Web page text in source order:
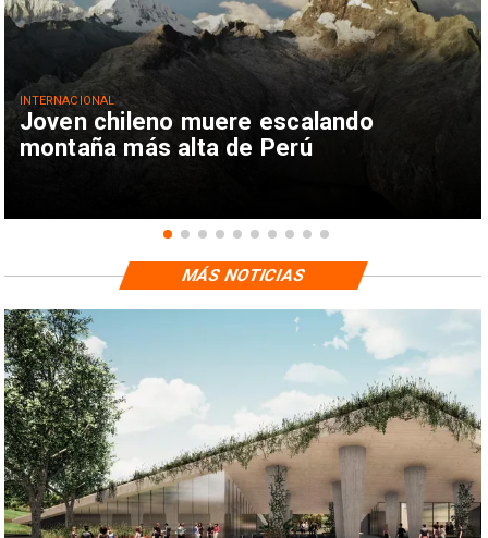
Joven chileno muere escalando
montaña más alta de Perú
INTERNACIONAL
MÁS NOTICIAS